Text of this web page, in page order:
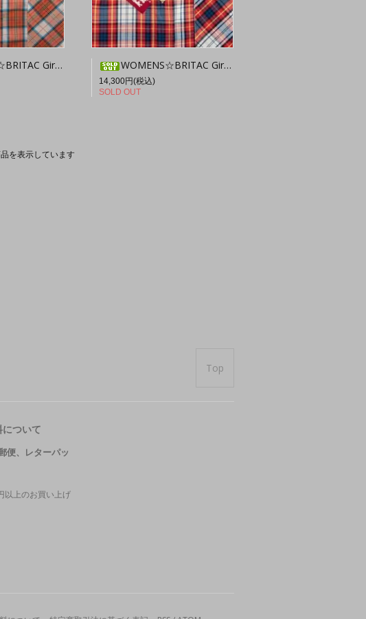
Girl SL032 WOMENS☆BRITAC Girl SL030
14,300円(税込)
SOLD OUT
を表示しています
Top
ついて
便、レターパッ
以上のお買い上げ